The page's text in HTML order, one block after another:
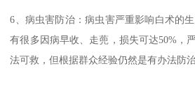
6、病虫害防治：病虫害严重影响白术的
有很多因病早收、走蔸，损失可达50%，
法可救，但根据群众经验仍然是有办法防治